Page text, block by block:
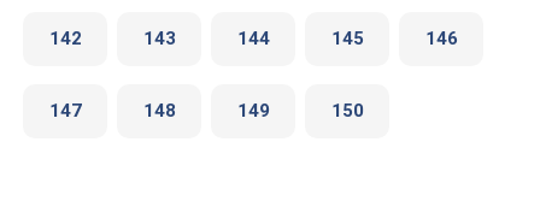
142 143 144 145 146
147 148 149 150